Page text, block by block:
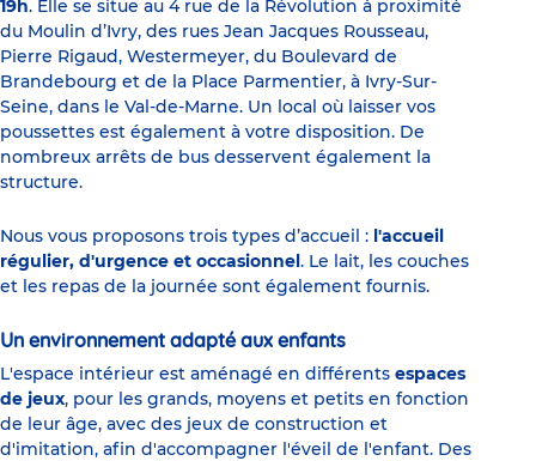
19h. Elle se situe au 4 rue de la Révolution à proximité
du Moulin d’Ivry, des rues Jean Jacques Rousseau,
Pierre Rigaud, Westermeyer, du Boulevard de
Brandebourg et de la Place Parmentier, à Ivry-Sur-
Seine, dans le Val-de-Marne. Un local où laisser vos
poussettes est également à votre disposition. De
nombreux arrêts de bus desservent également la
structure.
Nous vous proposons trois types d’accueil : l'accueil
régulier, d'urgence et occasionnel. Le lait, les couches
et les repas de la journée sont également fournis.
Un environnement adapté aux enfants
L'espace intérieur est aménagé en différents espaces
de jeux, pour les grands, moyens et petits en fonction
de leur âge, avec des jeux de construction et
d'imitation, afin d'accompagner l'éveil de l'enfant. Des